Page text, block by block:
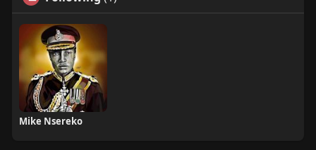
Mike Nsereko